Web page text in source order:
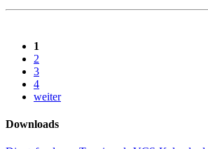
1
2
3
4
weiter
Downloads